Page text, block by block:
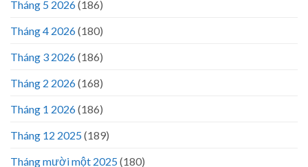
Tháng 5 2026(186)
Tháng 4 2026(180)
Tháng 3 2026(186)
Tháng 2 2026(168)
Tháng 1 2026(186)
Tháng 12 2025(189)
Tháng mười một 2025(180)